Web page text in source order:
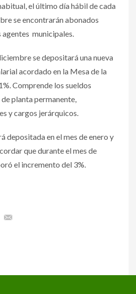
el último día hábil de cada
se encontrarán abonados
municipales.
se depositará una nueva
acordado en la Mesa de la
Comprende los sueldos
planta permanente,
y cargos jerárquicos.
depositada en el mes de enero y
que durante el mes de
el incremento del 3%.